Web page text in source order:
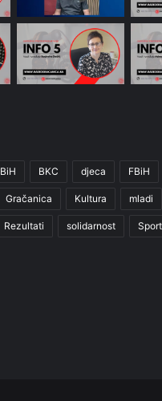
BiH BKC djeca FBiH
Gračanica Kultura mladi
Rezultati solidarnost Sport